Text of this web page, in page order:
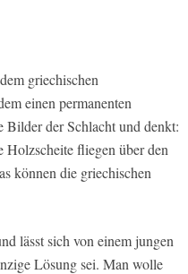
griechischen
einen permanenten
der Schlacht und denkt:
Holzscheite fliegen über den
können die griechischen
lässt sich von einem jungen
Lösung sei. Man wolle